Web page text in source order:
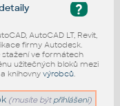
?
AutoCAD LT, Revit,
firmy Autodesk.
stažení ve formátech
užitečných bloků mezi
knihovny výrobců.
(musíte být přihlášeni)